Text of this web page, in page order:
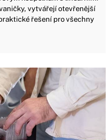
vytvářejí otevřenější
řešení pro všechny